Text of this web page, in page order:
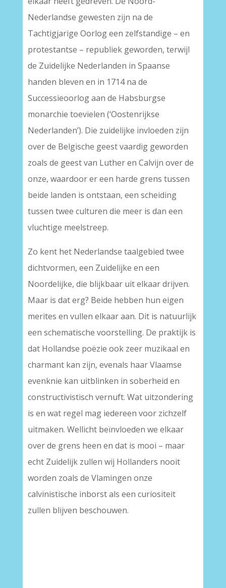
Nederlandse gewesten zijn na de
Tachtigjarige Oorlog een zelfstandige – en
protestantse – republiek geworden, terwijl
de Zuidelijke Nederlanden in Spaanse
handen bleven en in 1714 na de
Successieoorlog aan de Habsburgse
monarchie toevielen (‘Oostenrijkse
Nederlanden’). Die zuidelijke invloeden zijn
over de Belgische geest vaardig geworden
zoals de geest van Luther en Calvijn over de
onze, waardoor er een harde grens tussen
beide landen is ontstaan, een scheiding
tussen twee culturen die meer is dan een
vluchtige meelstreep.
Zo kent het Nederlandse taalgebied twee
dichtvormen, een Zuidelijke en een
Noordelijke, die blijkbaar uit elkaar drijven.
Maar is dat erg? Beide hebben hun eigen
merites en vullen elkaar aan. Dit is natuurlijk
een schematische voorstelling. De praktijk is
dat Hollandse poëzie ook zeer muzikaal en
charmant kan zijn, evenals haar Vlaamse
evenknie kan uitblinken in soberheid en
constructivistisch vernuft. Wat uitzondering
is en wat regel mag iedereen voor zichzelf
uitmaken. Wellicht beïnvloeden we elkaar
over de grens heen en dat is mooi – maar
echt Zuidelijk zullen wij Hollanders nooit
worden zoals de Vlamingen onze
calvinistische inborst als een curiositeit
zullen blijven beschouwen.